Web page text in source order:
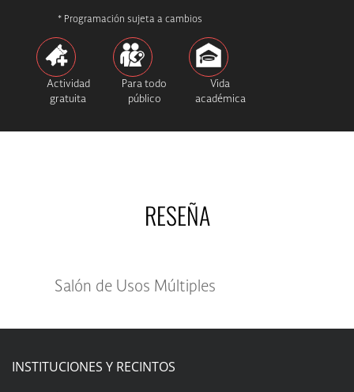
* Programación sujeta a cambios
Actividad
gratuita
Para todo
público
Vida
académica
RESEÑA
Salón de Usos Múltiples
INSTITUCIONES Y RECINTOS